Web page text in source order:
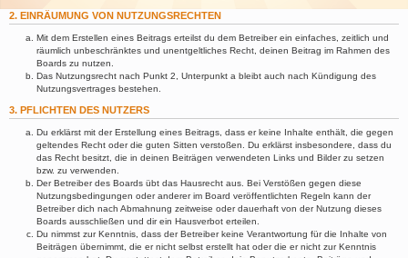
2. EINRÄUMUNG VON NUTZUNGSRECHTEN
Mit dem Erstellen eines Beitrags erteilst du dem Betreiber ein einfaches, zeitlich und
räumlich unbeschränktes und unentgeltliches Recht, deinen Beitrag im Rahmen des
Boards zu nutzen.
Das Nutzungsrecht nach Punkt 2, Unterpunkt a bleibt auch nach Kündigung des
Nutzungsvertrages bestehen.
3. PFLICHTEN DES NUTZERS
Du erklärst mit der Erstellung eines Beitrags, dass er keine Inhalte enthält, die gegen
geltendes Recht oder die guten Sitten verstoßen. Du erklärst insbesondere, dass du
das Recht besitzt, die in deinen Beiträgen verwendeten Links und Bilder zu setzen
bzw. zu verwenden.
Der Betreiber des Boards übt das Hausrecht aus. Bei Verstößen gegen diese
Nutzungsbedingungen oder anderer im Board veröffentlichten Regeln kann der
Betreiber dich nach Abmahnung zeitweise oder dauerhaft von der Nutzung dieses
Boards ausschließen und dir ein Hausverbot erteilen.
Du nimmst zur Kenntnis, dass der Betreiber keine Verantwortung für die Inhalte von
Beiträgen übernimmt, die er nicht selbst erstellt hat oder die er nicht zur Kenntnis